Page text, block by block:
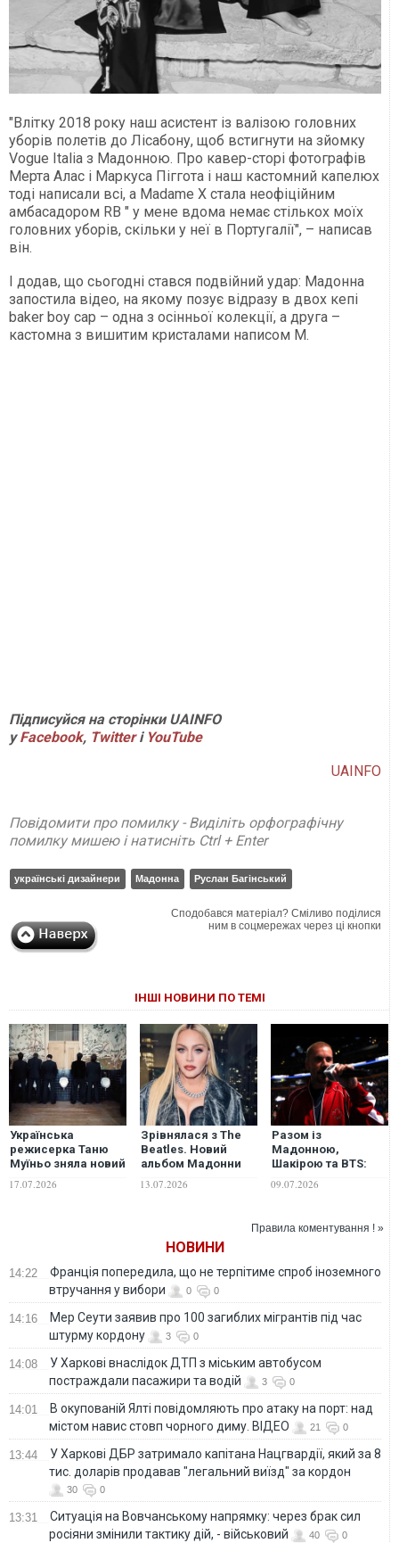
"Влітку 2018 року наш асистент із валізою головних
уборів полетів до Лісабону, щоб встигнути на зйомку
Vogue Italia з Мадонною. Про кавер-сторі фотографів
Мерта Алас і Маркуса Піггота і наш кастомний капелюх
тоді написали всі, а Madame X стала неофіційним
амбасадором RB " у мене вдома немає стількох моїх
головних уборів, скільки у неї в Португалії", – написав
він.
І додав, що сьогодні стався подвійний удар: Мадонна
запостила відео, на якому позує відразу в двох кепі
baker boy cap – одна з осінньої колекції, а друга –
кастомна з вишитим кристалами написом M.
Підписуйся на сторінки UAINFO
уFacebook, Twitterі YouTube
UAINFO
Повідомити про помилку - Виділіть орфографічну
помилку мишею і натисніть Ctrl + Enter
українські дизайнери Мадонна Руслан Багінський
Сподобався матеріал? Сміливо поділися
ним в соцмережах через ці кнопки
ІНШІ НОВИНИ ПО ТЕМІ
Українська
режисерка Таню
Муїньо зняла новий
кліп для гурту BTS.
ВІДЕО
17.07.2026
Зрівнялася з The
Beatles. Новий
альбом Мадонни
Confessions II
очолив британські
13.07.2026
Разом із
Мадонною,
Шакірою та BTS:
Джастін Бібер
виступить на
фіналу ЧС-2026
09.07.2026
Правила коментування ! »
НОВИНИ
14:22
Франція попередила, що не терпітиме спроб іноземного
втручання у вибори
0 0
14:16
Мер Сеути заявив про 100 загиблих мігрантів під час
штурму кордону
3 0
14:08
У Харкові внаслідок ДТП з міським автобусом
постраждали пасажири та водій
3 0
14:01
В окупованій Ялті повідомляють про атаку на порт: над
містом навис стовп чорного диму. ВІДЕО
21 0
13:44
У Харкові ДБР затримало капітана Нацгвардії, який за 8
тис. доларів продавав "легальний виїзд" за кордон
30 0
13:31
Ситуація на Вовчанському напрямку: через брак сил
росіяни змінили тактику дій, - військовий
40 0